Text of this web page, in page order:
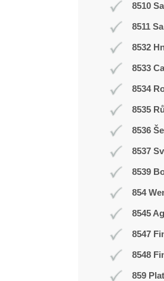
8510
8511
8532
8533
8534
8535
8536
8537
8539
854
8545
8547
8548
859